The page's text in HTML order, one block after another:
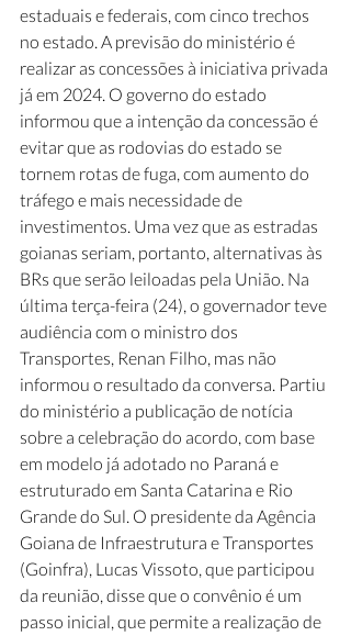
estaduais e federais, com cinco trechos
no estado. A previsão do ministério é
realizar as concessões à iniciativa privada
já em 2024. O governo do estado
informou que a intenção da concessão é
evitar que as rodovias do estado se
tornem rotas de fuga, com aumento do
tráfego e mais necessidade de
investimentos. Uma vez que as estradas
goianas seriam, portanto, alternativas às
BRs que serão leiloadas pela União. Na
última terça-feira (24), o governador teve
audiência com o ministro dos
Transportes, Renan Filho, mas não
informou o resultado da conversa. Partiu
do ministério a publicação de notícia
sobre a celebração do acordo, com base
em modelo já adotado no Paraná e
estruturado em Santa Catarina e Rio
Grande do Sul. O presidente da Agência
Goiana de Infraestrutura e Transportes
(Goinfra), Lucas Vissoto, que participou
da reunião, disse que o convênio é um
passo inicial, que permite a realização de